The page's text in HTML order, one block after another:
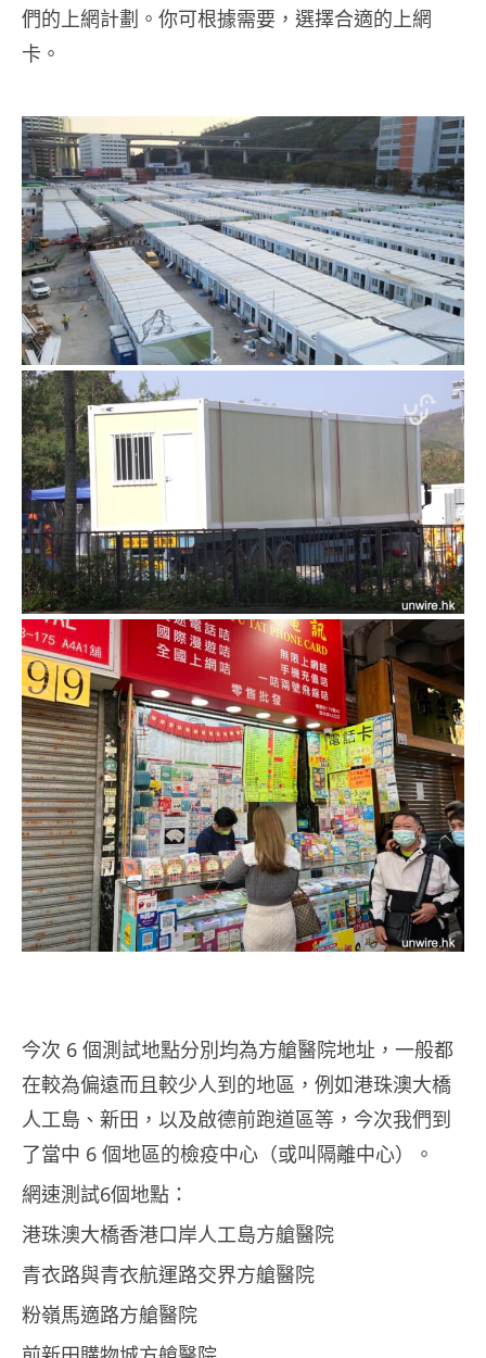
們的上網計劃。你可根據需要，選擇合適的上網
卡。
今次 6 個測試地點分別均為方艙醫院地址，一般都
在較為偏遠而且較少人到的地區，例如港珠澳大橋
人工島、新田，以及啟德前跑道區等，今次我們到
了當中 6 個地區的檢疫中心（或叫隔離中心）。
網速測試6個地點：
港珠澳大橋香港口岸人工島方艙醫院
青衣路與青衣航運路交界方艙醫院
粉嶺馬適路方艙醫院